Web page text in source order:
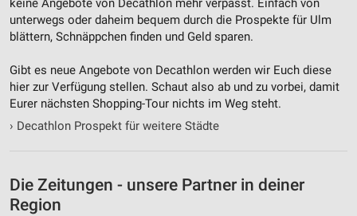
unterwegs oder daheim bequem durch die Prospekte für Ulm
blättern, Schnäppchen finden und Geld sparen.
Gibt es neue Angebote von Decathlon werden wir Euch diese
hier zur Verfügung stellen. Schaut also ab und zu vorbei, damit
Eurer nächsten Shopping-Tour nichts im Weg steht.
› Decathlon Prospekt für weitere Städte
Die Zeitungen - unsere Partner in deiner
Region